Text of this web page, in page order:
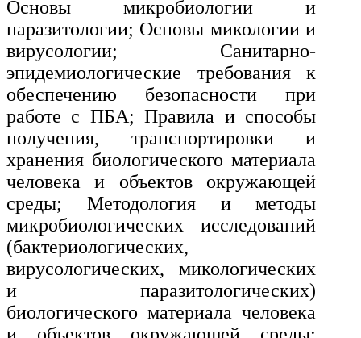
Основы микробиологии и
паразитологии; Основы микологии и
вирусологии; Санитарно-
эпидемиологические требования к
обеспечению безопасности при
работе с ПБА; Правила и способы
получения, транспортировки и
хранения биологического материала
человека и объектов окружающей
среды; Методология и методы
микробиологических исследований
(бактериологических,
вирусологических, микологических
и паразитологических)
биологического материала человека